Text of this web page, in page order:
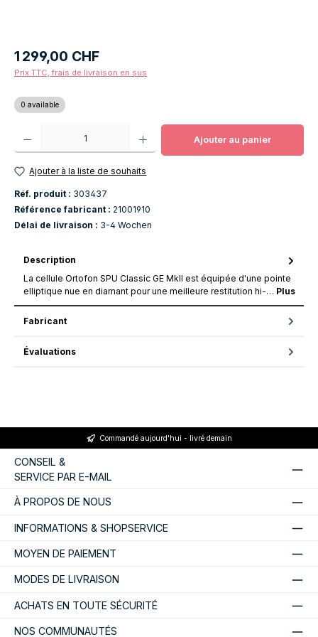
Prix régulier :
1 299,00 CHF
Prix TTC, frais de livraison en sus
0 available
Quantité de produit : Entrez la quantité souhaitée ou utilisez les boutons
Ajouter au panier
Ajouter à la liste de souhaits
Réf. produit : 303437
Référence fabricant : 21001910
Délai de livraison : 3-4 Wochen
Description
La cellule Ortofon SPU Classic GE MkII est équipée d'une pointe
elliptique nue en diamant pour une meilleure restitution hi-… Plus
Fabricant
Évaluations
Commandé aujourd'hui - livré demain
CONSEIL &
SERVICE PAR E-MAIL
À PROPOS DE NOUS
INFORMATIONS & SHOPSERVICE
MOYEN DE PAIEMENT
MODES DE LIVRAISON
ACHATS EN TOUTE SÉCURITÉ
NOS COMMUNAUTÉS